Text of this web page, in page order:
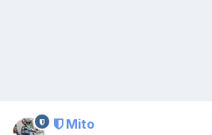
Mito